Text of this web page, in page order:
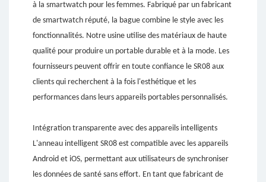
à la smartwatch pour les femmes. Fabriqué par un fabricant
de smartwatch réputé, la bague combine le style avec les
fonctionnalités. Notre usine utilise des matériaux de haute
qualité pour produire un portable durable et à la mode. Les
fournisseurs peuvent offrir en toute confiance le SR08 aux
clients qui recherchent à la fois l'esthétique et les
performances dans leurs appareils portables personnalisés.
Intégration transparente avec des appareils intelligents
L'anneau intelligent SR08 est compatible avec les appareils
Android et iOS, permettant aux utilisateurs de synchroniser
les données de santé sans effort. En tant que fabricant de